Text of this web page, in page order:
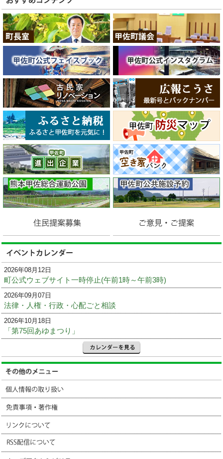
2026年08月12日
町公式ウェブサイト一時停止(午前1時～午前3時)
2026年09月07日
法律・人権・行政・心配ごと相談
2026年10月18日
「第75回あゆまつり」